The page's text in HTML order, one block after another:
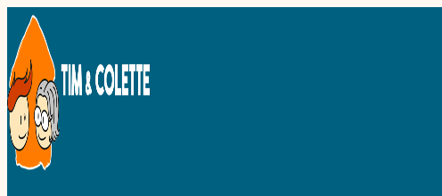
Aller
au
contenu